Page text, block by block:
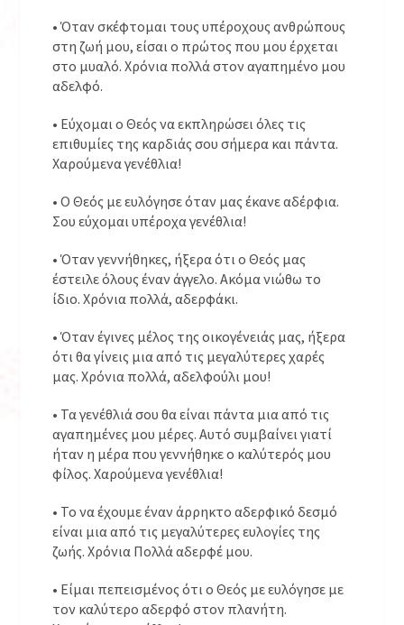
• Όταν σκέφτομαι τους υπέροχους ανθρώπους
στη ζωή μου, είσαι ο πρώτος που μου έρχεται
στο μυαλό. Χρόνια πολλά στον αγαπημένο μου
αδελφό.
• Εύχομαι ο Θεός να εκπληρώσει όλες τις
επιθυμίες της καρδιάς σου σήμερα και πάντα.
Χαρούμενα γενέθλια!
• Ο Θεός με ευλόγησε όταν μας έκανε αδέρφια.
Σου εύχομαι υπέροχα γενέθλια!
• Όταν γεννήθηκες, ήξερα ότι ο Θεός μας
έστειλε όλους έναν άγγελο. Ακόμα νιώθω το
ίδιο. Χρόνια πολλά, αδερφάκι.
• Όταν έγινες μέλος της οικογένειάς μας, ήξερα
ότι θα γίνεις μια από τις μεγαλύτερες χαρές
μας. Χρόνια πολλά, αδελφούλι μου!
• Τα γενέθλιά σου θα είναι πάντα μια από τις
αγαπημένες μου μέρες. Αυτό συμβαίνει γιατί
ήταν η μέρα που γεννήθηκε ο καλύτερός μου
φίλος. Χαρούμενα γενέθλια!
• Το να έχουμε έναν άρρηκτο αδερφικό δεσμό
είναι μια από τις μεγαλύτερες ευλογίες της
ζωής. Χρόνια Πολλά αδερφέ μου.
• Είμαι πεπεισμένος ότι ο Θεός με ευλόγησε με
τον καλύτερο αδερφό στον πλανήτη.